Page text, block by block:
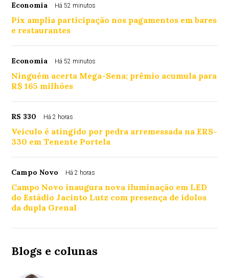
Economia Há 52 minutos
Pix amplia participação nos pagamentos em bares
e restaurantes
Economia Há 52 minutos
Ninguém acerta Mega-Sena; prêmio acumula para
R$ 165 milhões
RS 330 Há 2 horas
Veículo é atingido por pedra arremessada na ERS-
330 em Tenente Portela
Campo Novo Há 2 horas
Campo Novo inaugura nova iluminação em LED
do Estádio Jacinto Lutz com presença de ídolos
da dupla Grenal
Blogs e colunas